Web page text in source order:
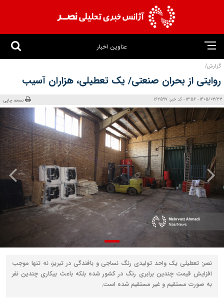
عناوین اخبار
گزارش/
روایتی از بحران صنعتی/ یک تعطیلی، هزاران آسیب
1405/03/23 - 13:56 - کد خبر: 162597 نسخه چاپی
نصر: تعطیلی یک واحد تولیدی رنگ نساجی و بافندگی در تبریز، نه تنها موجب
افزایش قیمت چندین برابری رنگ در کشور شده بلکه باعث بیکاری چندین نفر
به صورت مستقیم و غیر مستقیم شده است.